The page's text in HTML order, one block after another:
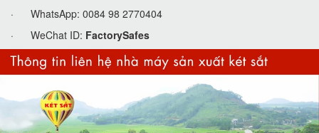
· WhatsApp: 0084 98 2770404
· WeChat ID: FactorySafes